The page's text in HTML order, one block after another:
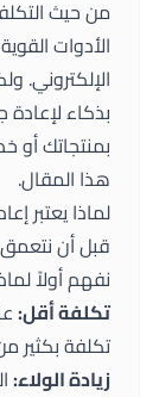
من حيث
الأدوات
الإلكتروني.
بذكاء
بمنتجاتك أو
هذا المقال.
لماذا يعتبر
قبل أن نتعمق
نفهم أولاً
تكلفة أقل:
تكلفة بكثير
زيادة الولاء: